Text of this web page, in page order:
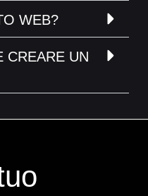
WEB?
CREARE UN